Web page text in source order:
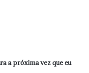
a próxima vez que eu